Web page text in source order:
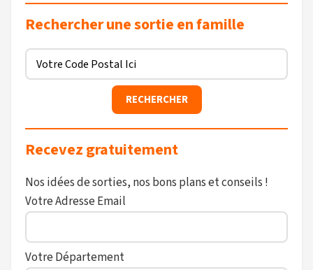
Rechercher une sortie en famille
Recevez gratuitement
Nos idées de sorties, nos bons plans et conseils !
Votre Adresse Email
Votre Département